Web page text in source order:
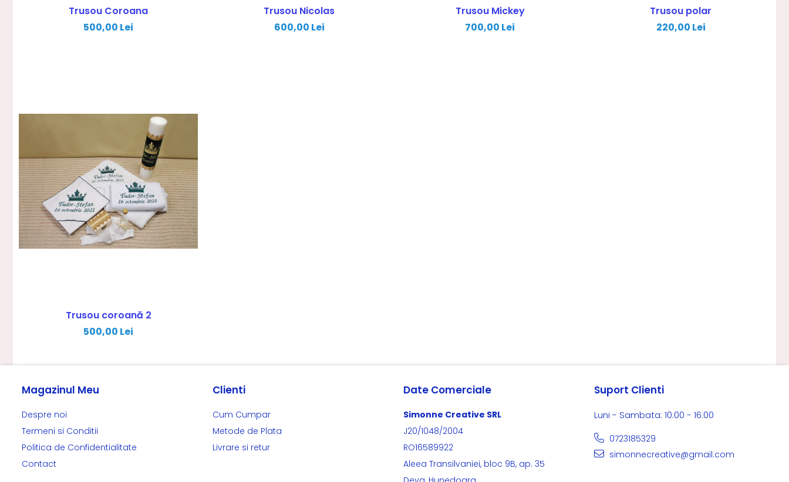
Trusou Coroana
500,00 Lei
Trusou Nicolas
600,00 Lei
Trusou Mickey
700,00 Lei
Trusou polar
220,00 Lei
Trusou coroană 2
500,00 Lei
Magazinul Meu
Despre noi
Termeni si Conditii
Politica de Confidentialitate
Contact
Clienti
Cum Cumpar
Metode de Plata
Livrare si retur
Date Comerciale
Simonne Creative SRL
J20/1048/2004
RO16589922
Aleea Transilvaniei, bloc 9B, ap. 35
Suport Clienti
Luni - Sambata: 10:00 - 16:00
0723185329
simonnecreative@gmail.com